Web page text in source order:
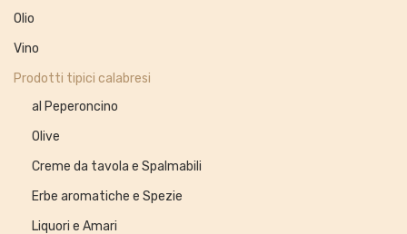
Olio
Vino
Prodotti tipici calabresi
al Peperoncino
Olive
Creme da tavola e Spalmabili
Erbe aromatiche e Spezie
Liquori e Amari